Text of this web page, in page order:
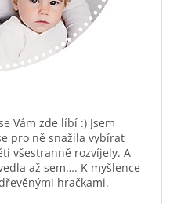
Vám zde líbí :) Jsem
pro ně snažila vybírat
všestranně rozvíjely. A
až sem…. K myšlence
hračkami.